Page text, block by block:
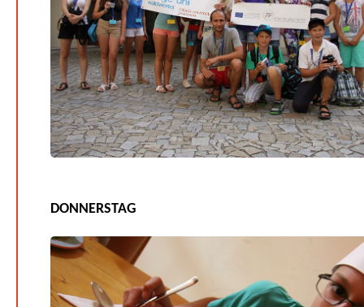
DONNERSTAG